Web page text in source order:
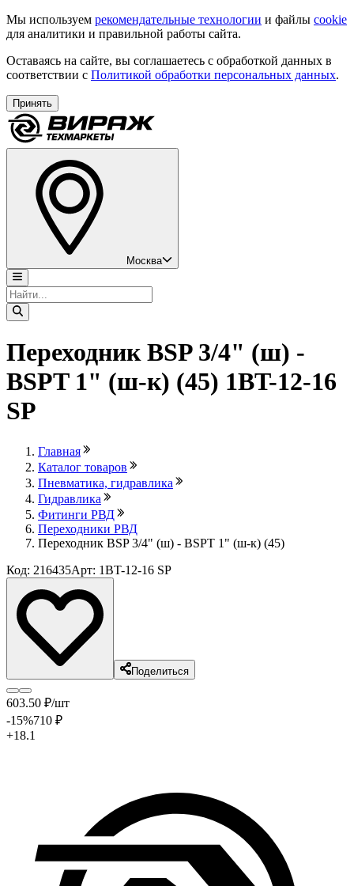
Мы используем рекомендательные технологии и файлы cookie
для аналитики и правильной работы сайта.
Оставаясь на сайте, вы соглашаетесь с обработкой данных в
соответствии с Политикой обработки персональных данных.
Принять
Москва
Переходник BSP 3/4" (ш) -
BSPT 1" (ш-к) (45) 1BT-12-16
SP
Главная
Каталог товаров
Пневматика, гидравлика
Гидравлика
Фитинги РВД
Переходники РВД
Переходник BSP 3/4" (ш) - BSPT 1" (ш-к) (45)
Код: 216435Арт: 1BT-12-16 SP
Поделиться
603.50 ₽/шт
-15%710 ₽
+18.1